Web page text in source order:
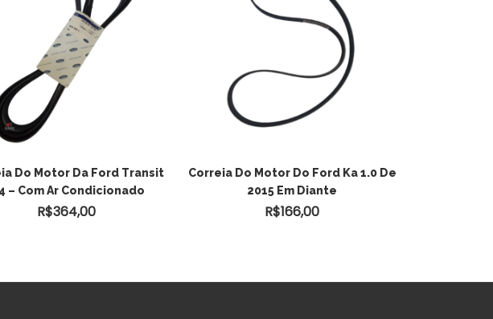
Do Motor Da Ford Transit
– Com Ar Condicionado
R$364,00
ADICIONAR AO
CARRINHO
Correia Do Motor Do Ford Ka 1.0 De
2015 Em Diante
R$166,00